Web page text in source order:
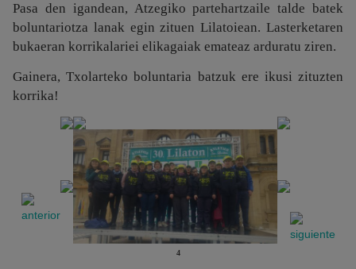
Pasa den igandean, Atzegiko partehartzaile talde batek
boluntariotza lanak egin zituen Lilatoiean. Lasterketaren
bukaeran korrikalariei elikagaiak emateaz arduratu ziren.
Gainera, Txolarteko boluntaria batzuk ere ikusi zituzten
korrika!
4